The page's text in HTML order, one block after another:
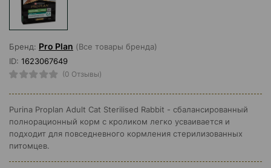
Бренд: Pro Plan (Все товары бренда)
ID: 1623067649
(0 Отзывы)
Purina Proplan Adult Cat Sterilised Rabbit - сбалансированный
полнорационный корм с кроликом легко усваивается и
подходит для повседневного кормления стерилизованных
питомцев.